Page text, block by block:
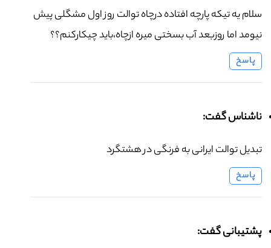
سلام یه تیکه پارچه افتاده درچاه توالت روز اول مشگلی پیش
نیومد اما روزبعد آب بسختی میره ازچاه،باید چیکارکنم؟؟
پاسخ
ناشناس گفت:
تبدیل توالت ایرانی به فرنگی در هشتگرد
پاسخ
پشتیبانی گفت: